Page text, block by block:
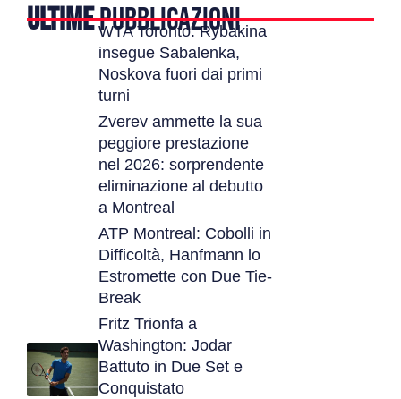
ULTIMEPUBBLICAZIONI
WTA Toronto: Rybakina
insegue Sabalenka,
Noskova fuori dai primi
turni
Zverev ammette la sua
peggiore prestazione
nel 2026: sorprendente
eliminazione al debutto
a Montreal
ATP Montreal: Cobolli in
Difficoltà, Hanfmann lo
Estromette con Due Tie-
Break
Fritz Trionfa a
Washington: Jodar
Battuto in Due Set e
Conquistato